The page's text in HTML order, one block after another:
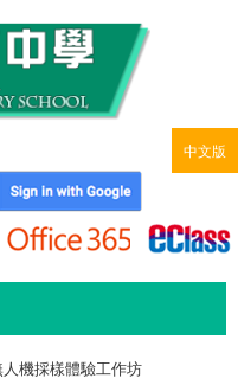
中文版
機採樣體驗工作坊